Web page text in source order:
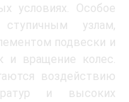
условиях. Особое
узлам,
подвески и
и вращение колес.
воздействию
и высоких